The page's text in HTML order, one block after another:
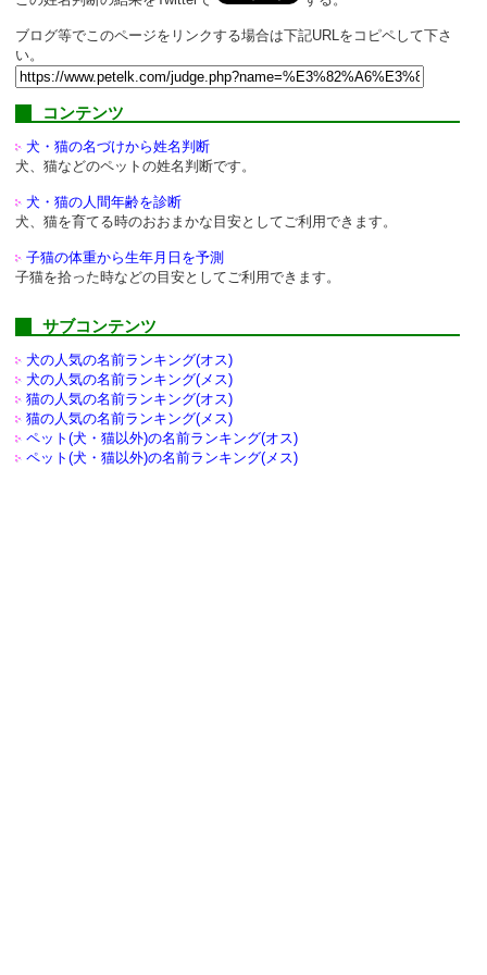
ブログ等でこのページをリンクする場合は下記URLをコピペして下さ
い。
コンテンツ
犬・猫の名づけから姓名判断
犬、猫などのペットの姓名判断です。
犬・猫の人間年齢を診断
犬、猫を育てる時のおおまかな目安としてご利用できます。
子猫の体重から生年月日を予測
子猫を拾った時などの目安としてご利用できます。
サブコンテンツ
犬の人気の名前ランキング(オス)
犬の人気の名前ランキング(メス)
猫の人気の名前ランキング(オス)
猫の人気の名前ランキング(メス)
ペット(犬・猫以外)の名前ランキング(オス)
ペット(犬・猫以外)の名前ランキング(メス)